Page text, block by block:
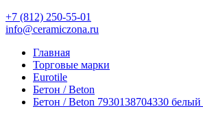
+7 (812) 250-55-01
info@ceramiczona.ru
Главная
Торговые марки
Eurotile
Бетон / Beton
Бетон / Beton 7930138704330